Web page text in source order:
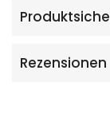
Rezensionen